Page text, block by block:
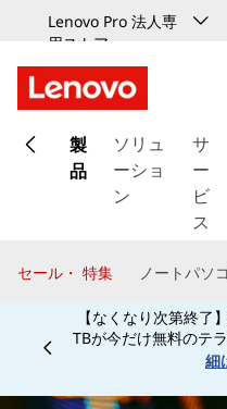
Lenovo Pro 法人専
用ストア
イ
ン
ッ
製
品
ソリュ
ーショ
ン
サ
ー
ビ
ス
セール・ 特集 ノートパソ
【なくなり次第終了
TBが今だけ無料のテ
細